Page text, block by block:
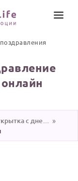
С юмором открытка с днем рождения женщине »